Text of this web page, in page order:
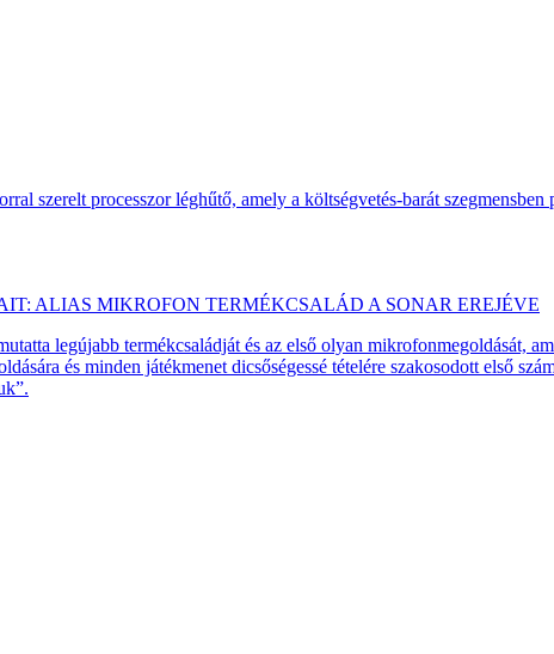
szerelt processzor léghűtő, amely a költségvetés-barát
ALIAS MIKROFON TERMÉKCSALÁD A SONAR EREJÉVE
legújabb termékcsaládját és az első olyan mikrofonmegoldását,
és minden játékmenet dicsőségessé tételére szakosodott első